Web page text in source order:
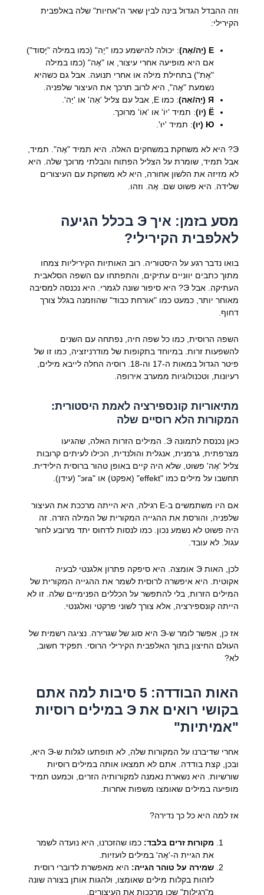
וזה ההבדל הגדול בינה לבין שאר ה"אחיות" שלה באלפבית
הקירילי:
Е (יֶה/אֶה)
: יכולה להישמע כמו "יֶה" (כמו במילה "יֶסוד")
אם היא מופיעה אחרי עיצור, או "אֶה" (כמו במילה
"אֶת") בתחילת מילה או אחרי תנועה. אבל גם כשהיא
נשמעת "אֶה", היא לרוב תרכך את העיצור שלפניה.
Я (יַה/אַה)
: כמו Е, אבל עם צליל 'אַה' או 'יַה'.
Ё (יוֹ)
: תמיד 'יוֹ' או 'אוֹ' מרוכך.
Ю (יוּ)
: תמיד 'יוּ'.
Э? היא לא משחקת במשחקים האלה. היא תמיד "אֶה". תמיד,
אבל תמיד, שומרת על הצליל הפתוח והבלתי מרוכך שלה. היא
לא מזיזה את הלשון אחורה, היא לא משחקת עם העיצורים
שלידה. היא פשוט שם. אֶה. וזהו.
מסע בזמן: איך Э בכלל הגיעה
לאלפבית הקירילי?
בואו נדבר רגע על היסטוריה. רוב האותיות הקיריליות צמחו
מתוך כתבים יווניים עתיקים, והתפתחו עם השפה הסלאבית
העתיקה. אבל Э? היא סיפור שונה לגמרי. היא נכנסה למסיבה
מאוחר יותר, כמעט כמו "אורחת כבוד" שהוזמנה בגלל צורך
דחוף.
השפה הרוסית, כמו כל שפה חיה, נפתחה עם השנים
להשפעות זרות. במיוחד בתקופות של מודרניזציה, כמו זו של
פיטר הגדול במאות ה-17 וה-18. רוסיה החלה לייבא מילים,
רעיונות, וטכנולוגיות ממערב אירופה.
מתיאוריות קונספירציה לאמת היסטורית:
המקורות הלא רוסיים שלה
כאן נכנסת לתמונה Э. המילים הזרות האלה, שהגיעו
מצרפתית, גרמנית, אנגלית והולנדית, הכילו לעיתים קרובות
צליל 'אֶה' פשוט, שלא היה קיים באופן טהור ברוסית הילידית.
תחשבו על מילים כמו "effekt" (אפקט) או "эra" (עידן).
אם היו משתמשים ב-Е רגילה, היא הייתה מרככת את העיצור
שלפניה, והורסת את ההגייה המקורית של המילה הזרה. זה
היה פשוט לא נשמע נכון. כמו לנסות לדחוס יתד מרובע לחור
עגול. לא עובד.
לכן, האות Э אומצה. היא סיפקה פתרון אלגנטי לבעיה
אקוטית. היא איפשרה לרוסית לשמר את ההגייה המקורית של
המילים הזרות, בלי להתפשר על הכללים הפנימיים שלה. זו לא
הייתה קונספירציה, אלא צורך לשוני פרקטי ואלגנטי.
אז כן, אפשר לומר ש-Э היא סוג של שגרירה. נציגה רשמית של
העולם החיצון בתוך האלפבית הקירילי הרוסי. תפקיד חשוב,
לא?
האות הבודדה: 5 סיבות למה אתם
בקושי רואים את Э במילים רוסיות
"אמיתיות"
אחרי שדיברנו על המקורות שלה, לא תופתעו לגלות ש-Э היא,
ובכן, קצת בודדה. אתם לא תמצאו אותה במילים רוסיות
שורשיות. היא נשארת נאמנה למקורותיה הזרים, וכמעט תמיד
מופיעה במילים שאומצו משפות אחרות.
אז למה היא כל כך נדירה?
מקורות זרים בלבד: כמו שהזכרנו, היא נועדה לשמר
את הגיית ה-'אֶה' במילים לועזיות.
שמירה על טוהר הגייה: היא מאפשרת לדוברי רוסית
לזהות בקלות מילים שאומצו, ולהגות אותן בצורה שונה
מ"רגילות" שכן מרככות את העיצורים.